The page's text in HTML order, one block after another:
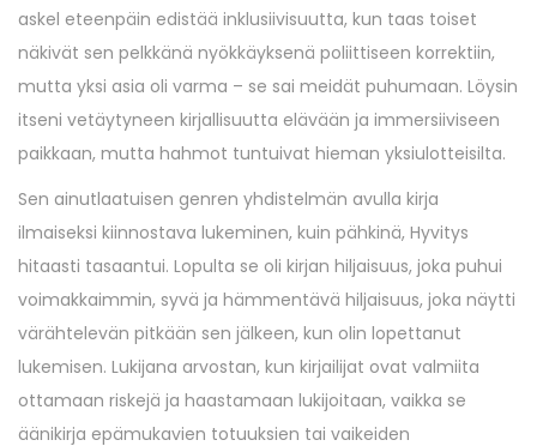
askel eteenpäin edistää inklusiivisuutta, kun taas toiset
näkivät sen pelkkänä nyökkäyksenä poliittiseen korrektiin,
mutta yksi asia oli varma – se sai meidät puhumaan. Löysin
itseni vetäytyneen kirjallisuutta elävään ja immersiiviseen
paikkaan, mutta hahmot tuntuivat hieman yksiulotteisilta.
Sen ainutlaatuisen genren yhdistelmän avulla kirja
ilmaiseksi kiinnostava lukeminen, kuin pähkinä, Hyvitys
hitaasti tasaantui. Lopulta se oli kirjan hiljaisuus, joka puhui
voimakkaimmin, syvä ja hämmentävä hiljaisuus, joka näytti
värähtelevän pitkään sen jälkeen, kun olin lopettanut
lukemisen. Lukijana arvostan, kun kirjailijat ovat valmiita
ottamaan riskejä ja haastamaan lukijoitaan, vaikka se
äänikirja epämukavien totuuksien tai vaikeiden